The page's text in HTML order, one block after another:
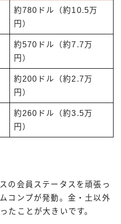
約780ドル（約10.5万
円）
約570ドル（約7.7万
円）
約200ドル（約2.7万
円）
約260ドル（約3.5万
円）
の会員ステータスを頑張っ
コンプが発動。金・土以外
たことが大きいです。